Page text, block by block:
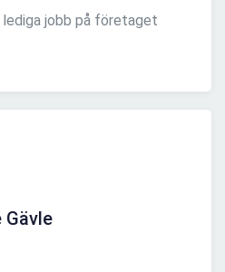
jobb på företaget
Gävle